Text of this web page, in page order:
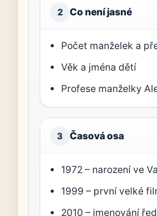
2 Co není jasné
Počet manželek a
Věk a jména dětí
Profese manželky
3 Časová osa
1972 – narození ve
1999 – první velké
2010 – jmenování